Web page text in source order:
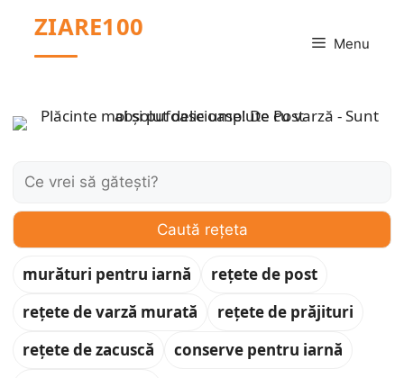
conținut
ZIARE100
Menu
Caută:
Caută rețeta
murături pentru iarnă
rețete de post
rețete de varză murată
rețete de prăjituri
rețete de zacuscă
conserve pentru iarnă